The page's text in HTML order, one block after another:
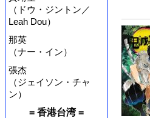
（ドウ・ジントン／
Leah Dou）
那英
（ナー・イン）
張杰
（ジェイソン・チャ
ン）
= 香港台湾 =